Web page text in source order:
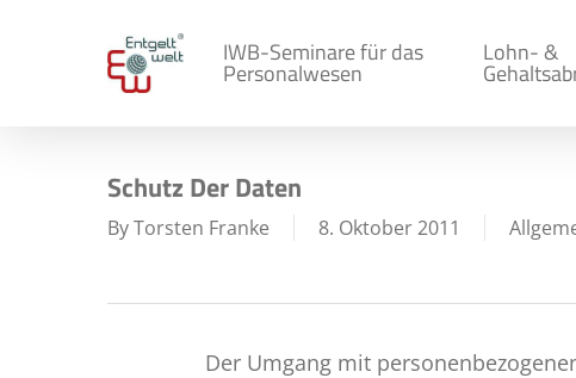
IWB-Seminare für das
Personalwesen
Lohn- &
Schutz Der Daten
ByTorsten Franke 8. Oktober 2011
Der Umgang mit